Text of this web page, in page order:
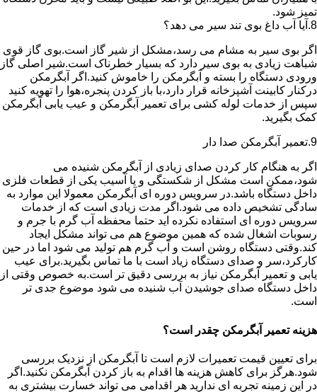
تمیز شود.
8.آیا آب داغ بوی تند سیر می دهد؟
اگر بوی سیر به مشام می رسد،مشکل از شیر گاز است.بوی گاز قوی
شباهت زیادی به بوی سیر دارد که بسیار خطرناک است.شیر اصلی گاز
ورودی دستگاه را بسته و آبگرمکن را خاموش کنید.اگر آبگرمکن
درکنار کابینت آشپزخانه قرار دارد،با باز کردن پنجره،هوا را تهویه کنید
سپس از خدمات لوله کشی برای تعمیر آبگرمکن و عیب یابی آبگرمکن
کمک بگیرید.
9.تعمیر آبگرمکن صدا دار
اگر به هنگام کار کردن صدای زیادی از آبگرمکن شنیده می
شود،ممکن است مشکل از شکستگی و یا آسیب یکی از قطعات فلزی
داخل دستگاه باشد.در سرویس دوره ای آبگرمکن معمولا این موارد به
سادگی تشخیص داده می شود.اگر مدت زیادی است که از خدمات
سرویس دوره ای استفاده نکرده اید حتما محفظه آب گرم با جرم و
رسوبات اشغال شده که همین موضوع هم می تواند مشکل ایجاد
کند.وقتی دستگاه روشن است و آب گرم هم تولید می شود اما در حین
کارکرد،سر و صدای دستگاه زیاد است با ما تماس بگیرید.برای عیب
یابی و تعمیر آبگرمکن نیاز به بررسی دقیق تر است.به خصوص وقتی از
داخل دستگاه صدای جوشیدن آب شنیده می شود موضوع جدی تر
است.
هزینه تعمیر آبگرمکن چقدر است؟
برای تعیین قیمت تعمیرات لازم است تا آبگرمکن از نزدیک بررسی
شود.هرگز برای کاهش هزینه ها اقدام به باز کردن آبگرمکن نکنید.اگر
در این زمینه تجربه ای ندارید هر اقدامی می تواند خسارت بیشتری به